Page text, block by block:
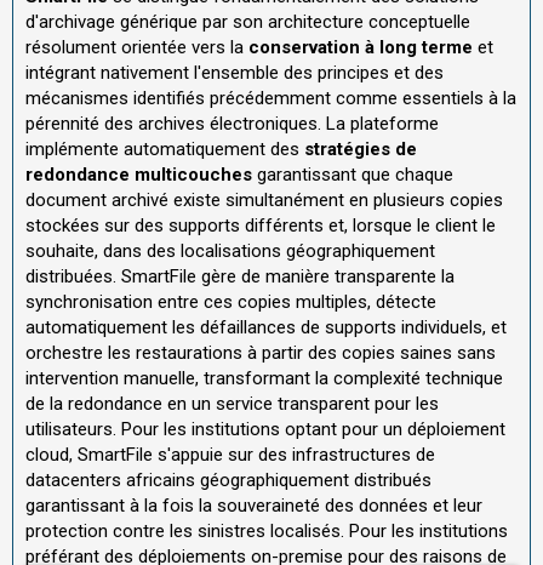
d'archivage générique par son architecture conceptuelle
résolument orientée vers la conservation à long terme et
intégrant nativement l'ensemble des principes et des
mécanismes identifiés précédemment comme essentiels à la
pérennité des archives électroniques. La plateforme
implémente automatiquement des stratégies de
redondance multicouches garantissant que chaque
document archivé existe simultanément en plusieurs copies
stockées sur des supports différents et, lorsque le client le
souhaite, dans des localisations géographiquement
distribuées. SmartFile gère de manière transparente la
synchronisation entre ces copies multiples, détecte
automatiquement les défaillances de supports individuels, et
orchestre les restaurations à partir des copies saines sans
intervention manuelle, transformant la complexité technique
de la redondance en un service transparent pour les
utilisateurs. Pour les institutions optant pour un déploiement
cloud, SmartFile s'appuie sur des infrastructures de
datacenters africains géographiquement distribués
garantissant à la fois la souveraineté des données et leur
protection contre les sinistres localisés. Pour les institutions
préférant des déploiements on-premise pour des raisons de